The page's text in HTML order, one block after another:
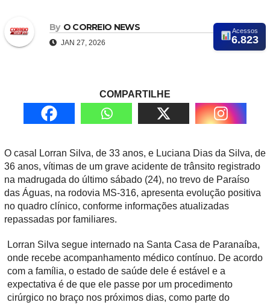
By O CORREIO NEWS
JAN 27, 2026
Acessos
6.823
COMPARTILHE
O casal Lorran Silva, de 33 anos, e Luciana Dias da Silva, de
36 anos, vítimas de um grave acidente de trânsito registrado
na madrugada do último sábado (24), no trevo de Paraíso
das Águas, na rodovia MS-316, apresenta evolução positiva
no quadro clínico, conforme informações atualizadas
repassadas por familiares.
Lorran Silva segue internado na Santa Casa de Paranaíba,
onde recebe acompanhamento médico contínuo. De acordo
com a família, o estado de saúde dele é estável e a
expectativa é de que ele passe por um procedimento
cirúrgico no braço nos próximos dias, como parte do